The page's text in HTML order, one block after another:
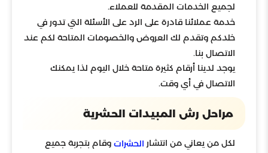
لجميع الخدمات المقدمة للعملاء.
خدمة عملائنا قادرة على الرد على الأسئلة التي تدور في
خلدكم وتقدم لك العروض والخصومات المتاحة لكم عند
الاتصال بنا.
يوجد لدينا أرقام كثيرة متاحة خلال اليوم لذا يمكنك
الاتصال في أي وقت.
مراحل رش المبيدات الحشرية
لكل من يعاني من انتشار الحشرات وقام بتجربة جميع